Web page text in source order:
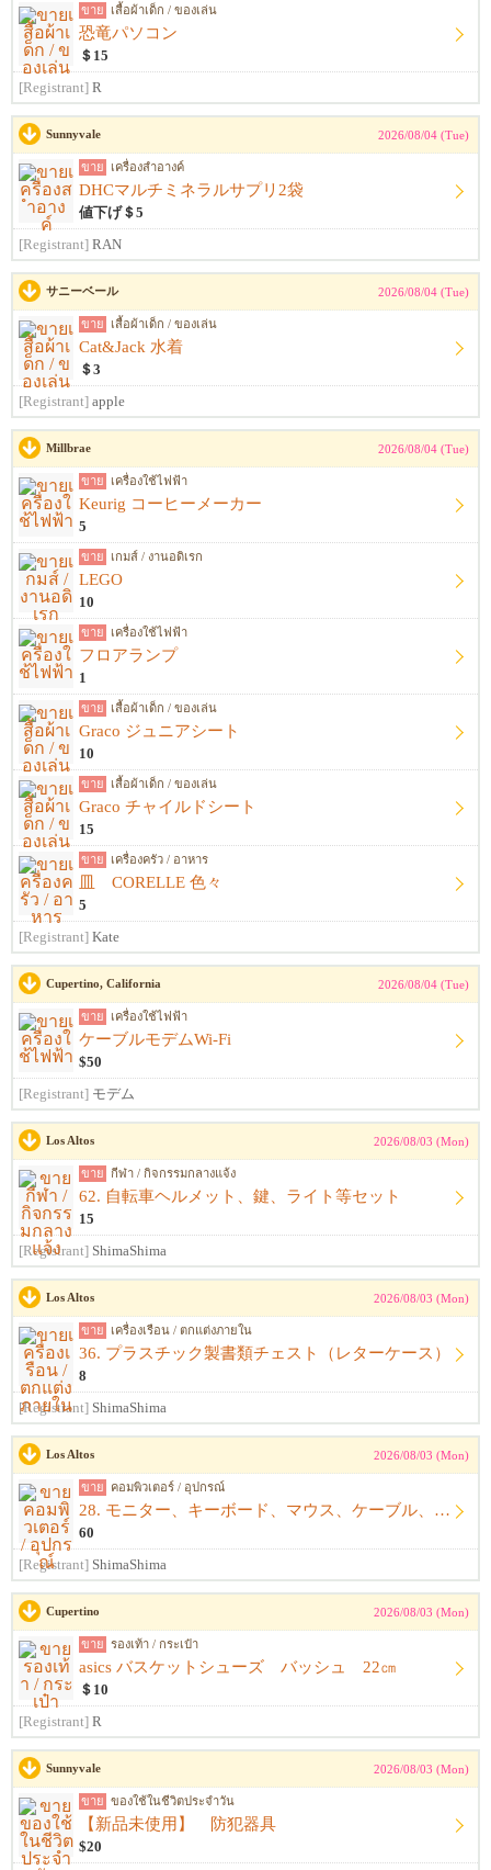
ขาย เสื้อผ้าเด็ก / ของเล่น
恐竜パソコン
＄15
[Registrant] R
Sunnyvale 2026/08/04 (Tue)
ขาย เครื่องสำอางค์
DHCマルチミネラルサプリ2袋
値下げ＄5
[Registrant] RAN
サニーベール 2026/08/04 (Tue)
ขาย เสื้อผ้าเด็ก / ของเล่น
Cat&Jack 水着
＄3
[Registrant] apple
Millbrae 2026/08/04 (Tue)
ขาย เครื่องใช้ไฟฟ้า
Keurig コーヒーメーカー
5
ขาย เกมส์ / งานอดิเรก
LEGO
10
ขาย เครื่องใช้ไฟฟ้า
フロアランプ
1
ขาย เสื้อผ้าเด็ก / ของเล่น
Graco ジュニアシート
10
ขาย เสื้อผ้าเด็ก / ของเล่น
Graco チャイルドシート
15
ขาย เครื่องครัว / อาหาร
皿 CORELLE 色々
5
[Registrant] Kate
Cupertino, California 2026/08/04 (Tue)
ขาย เครื่องใช้ไฟฟ้า
ケーブルモデムWi-Fi
$50
[Registrant] モデム
Los Altos 2026/08/03 (Mon)
ขาย กีฬา / กิจกรรมกลางแจ้ง
62. 自転車ヘルメット、鍵、ライト等セット
15
[Registrant] ShimaShima
Los Altos 2026/08/03 (Mon)
ขาย เครื่องเรือน / ตกแต่งภายใน
36. プラスチック製書類チェスト（レターケース）
8
[Registrant] ShimaShima
Los Altos 2026/08/03 (Mon)
ขาย คอมพิวเตอร์ / อุปกรณ์
28. モニター、キーボード、マウス、ケーブル、アームレスト一式
60
[Registrant] ShimaShima
Cupertino 2026/08/03 (Mon)
ขาย รองเท้า / กระเป๋า
asics バスケットシューズ バッシュ 22㎝
＄10
[Registrant] R
Sunnyvale 2026/08/03 (Mon)
ขาย ของใช้ในชีวิตประจำวัน
【新品未使用】 防犯器具
$20